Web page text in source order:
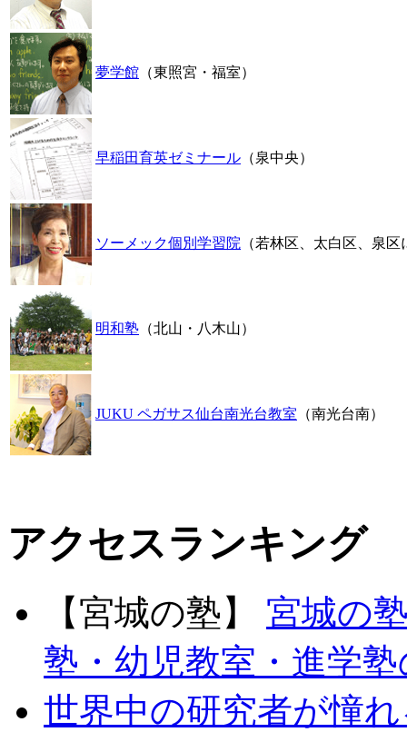
夢学館 （東照宮・福室）
早稲田育英ゼミナール （泉中央）
ソーメック個別学習院 （若林区、太白区、泉区
明和塾 （北山・八木山）
JUKU ペガサス仙台南光台教室 （南光台南）
アクセスランキング
【宮城の塾】
宮城の
塾・幼児教室・進学
世界中の研究者が憧